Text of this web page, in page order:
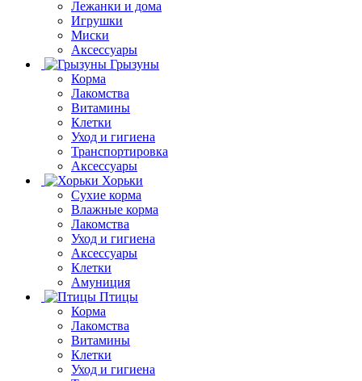
Лежанки и дома
Игрушки
Миски
Аксессуары
Грызуны
Корма
Лакомства
Витамины
Клетки
Уход и гигиена
Транспортировка
Аксессуары
Хорьки
Сухие корма
Влажные корма
Лакомства
Уход и гигиена
Аксессуары
Клетки
Амуниция
Птицы
Корма
Лакомства
Витамины
Клетки
Уход и гигиена